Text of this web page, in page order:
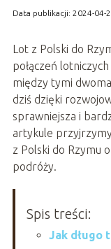
Data publikacji: 2024-04-
Lot z Polski do
połączeń
między tymi
dziś dzięki
sprawniejsza i
artykule
z Polski do Rzymu
podróży.
Spis treści:
Jak długo